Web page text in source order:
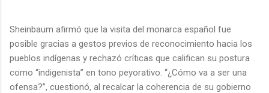
Sheinbaum afirmó que la visita del monarca español fue
posible gracias a gestos previos de reconocimiento hacia los
pueblos indígenas y rechazó críticas que califican su postura
como “indigenista” en tono peyorativo. “¿Cómo va a ser una
ofensa?”, cuestionó, al recalcar la coherencia de su gobierno